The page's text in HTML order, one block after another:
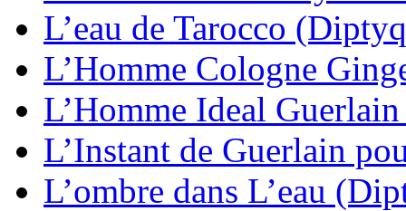
L’eau de Tarocco
L’Homme Cologne
L’Homme Ideal
L’Instant de Guerlain
L’ombre dans L’eau